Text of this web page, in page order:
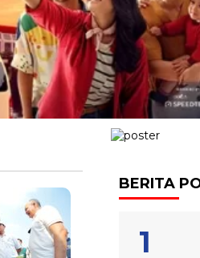
BERITA